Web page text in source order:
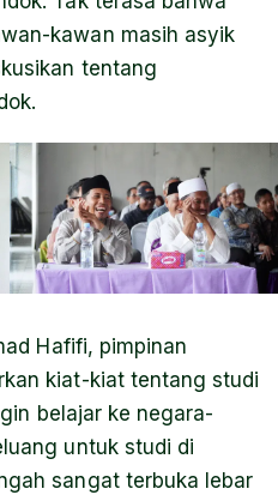
kawan masih asyik
tentang
Hafifi, pimpinan
kiat-kiat tentang studi
belajar ke negara-
untuk studi di
sangat terbuka lebar